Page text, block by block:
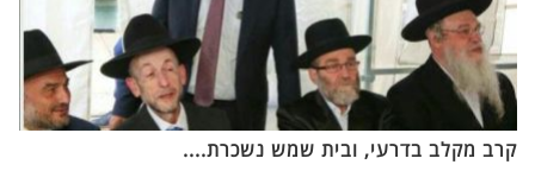
קרב מקלב בדרעי, ובית שמש נשכרת....